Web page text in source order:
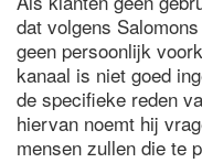
dat volgens
geen persoonlijk
kanaal is niet goed
de specifieke reden
hiervan noemt hij
mensen zullen die te